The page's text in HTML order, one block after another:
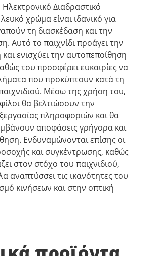
Διαδραστικό
χρώμα είναι ιδανικό για
τη διασκέδαση και την
Αυτό το παιχνίδι προάγει την
και ενισχύει την αυτοπεποίθηση
του προσφέρει ευκαιρίες να
που προκύπτουν κατά τη
Μέσω της χρήση του,
θα βελτιώσουν την
πληροφοριών και θα
αποφάσεις γρήγορα και
Ενδυναμώνονται επίσης οι
και συγκέντρωσης, καθώς
στον στόχο του παιχνιδιού,
αναπτύσσει τις ικανότητες του
κινήσεων και στην οπτική